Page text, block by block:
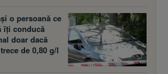
o persoană ce
îţi conducă
doar dacă
de 0,80 g/l